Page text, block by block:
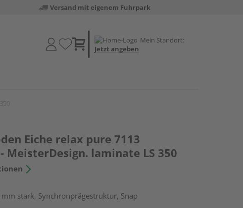
Versand mit eigenem Fuhrpark
Mein Standort:
Jetzt angeben
Eiche relax pure 7113
MeisterDesign. laminate LS 350
stark, Synchronprägestruktur, Snap